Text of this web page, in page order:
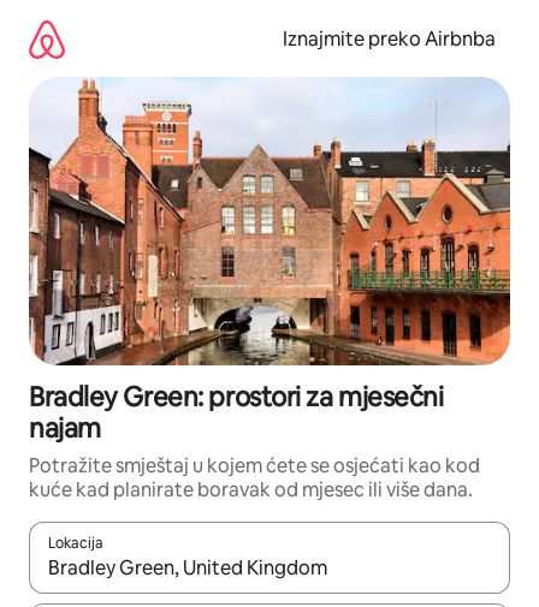
sadržaj
Iznajmite preko Airbnba
Bradley Green: prostori za mjesečni
najam
Potražite smještaj u kojem ćete se osjećati kao kod
kuće kad planirate boravak od mjesec ili više dana.
Lokacija
Kada budu dostupni rezultati, moći ćete ih pregledati